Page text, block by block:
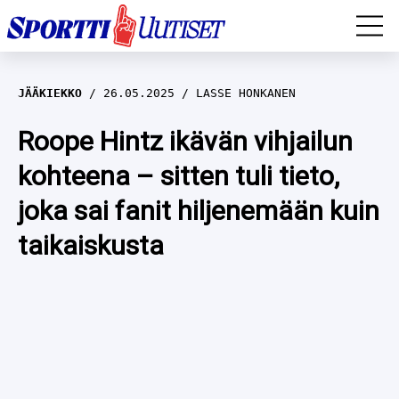
EM-YLEISURHEILU
JÄÄKIEKKO
YLEISURHEILU
WILMA HELTELÄ
TALVILAJIT
JÄÄKIEKKO 26.05.2025 LASSE HONKANEN
Roope Hintz ikävän vihjailun
kohteena – sitten tuli tieto,
joka sai fanit hiljenemään kuin
taikaiskusta